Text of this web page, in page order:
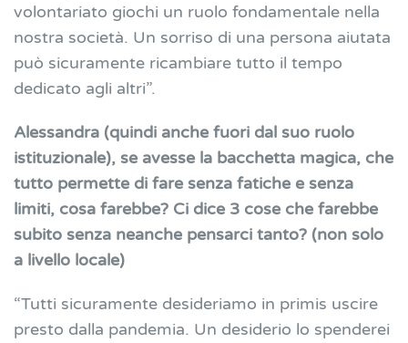
volontariato giochi un ruolo fondamentale nella
nostra società. Un sorriso di una persona aiutata
può sicuramente ricambiare tutto il tempo
dedicato agli altri”.
Alessandra (quindi anche fuori dal suo ruolo
istituzionale), se avesse la bacchetta magica, che
tutto permette di fare senza fatiche e senza
limiti, cosa farebbe? Ci dice 3 cose che farebbe
subito senza neanche pensarci tanto? (non solo
a livello locale)
“Tutti sicuramente desideriamo in primis uscire
presto dalla pandemia. Un desiderio lo spenderei